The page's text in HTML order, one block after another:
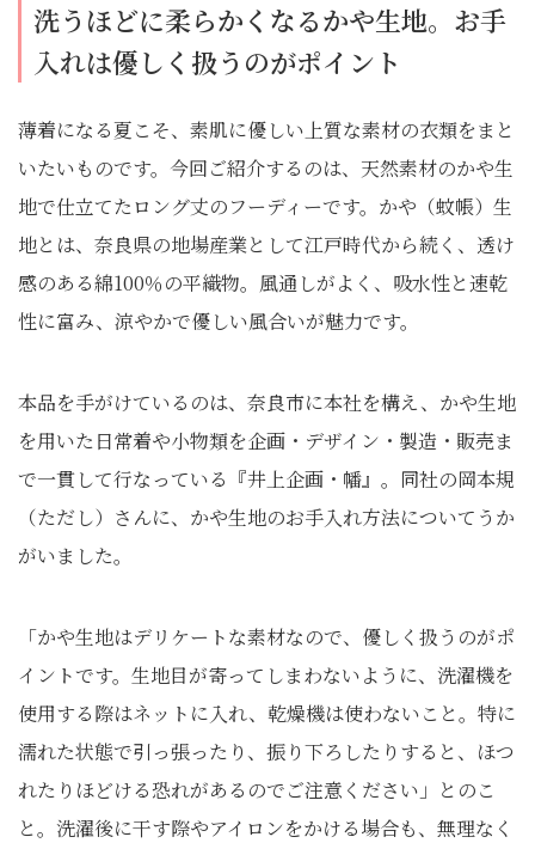
洗うほどに柔らかくなるかや生地。お手
入れは優しく扱うのがポイント
薄着になる夏こそ、素肌に優しい上質な素材の衣類をまと
いたいものです。今回ご紹介するのは、天然素材のかや生
地で仕立てたロング丈のフーディーです。かや（蚊帳）生
地とは、奈良県の地場産業として江戸時代から続く、透け
感のある綿100％の平織物。風通しがよく、吸水性と速乾
性に富み、涼やかで優しい風合いが魅力です。
本品を手がけているのは、奈良市に本社を構え、かや生地
を用いた日常着や小物類を企画・デザイン・製造・販売ま
で一貫して行なっている『井上企画・幡』。同社の岡本規
（ただし）さんに、かや生地のお手入れ方法についてうか
がいました。
「かや生地はデリケートな素材なので、優しく扱うのがポ
イントです。生地目が寄ってしまわないように、洗濯機を
使用する際はネットに入れ、乾燥機は使わないこと。特に
濡れた状態で引っ張ったり、振り下ろしたりすると、ほつ
れたりほどける恐れがあるのでご注意ください」とのこ
と。洗濯後に干す際やアイロンをかける場合も、無理なく